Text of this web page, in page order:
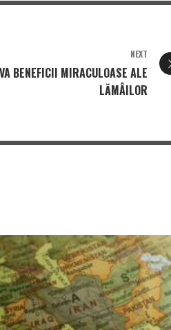
NEXT
BENEFICII MIRACULOASE ALE
LĂMÂILOR